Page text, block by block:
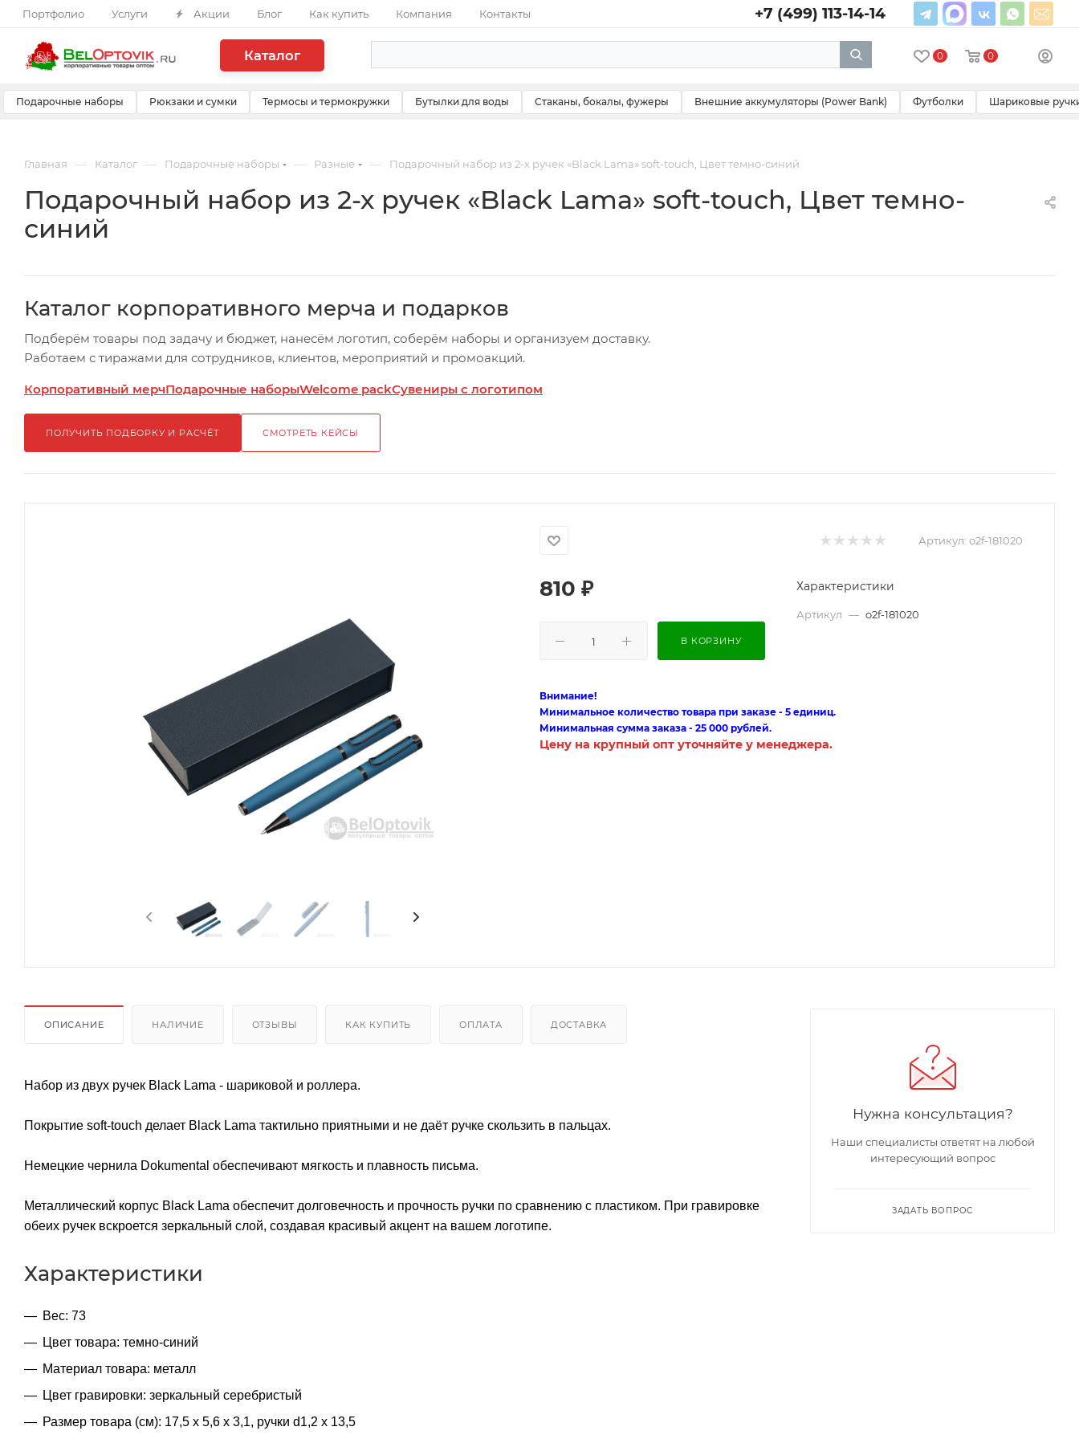
Портфолио Услуги Акции Блог Как купить Компания Контакты +7 (499) 113-14-14
Каталог 0 0
Подарочные наборы Рюкзаки и сумки Термосы и термокружки Бутылки для воды Стаканы, бокалы, фужеры Внешние аккумуляторы (Power Bank) Футболки Шариковые
Главная — Каталог — Подарочные наборы — Разные — Подарочный набор из 2-х ручек «Black Lama» soft-touch, Цвет темно-синий
Подарочный набор из 2-х ручек «Black Lama» soft-touch, Цвет темно-
синий
Каталог корпоративного мерча и подарков
Подберём товары под задачу и бюджет, нанесём логотип, соберём наборы и организуем доставку.
Работаем с тиражами для сотрудников, клиентов, мероприятий и промоакций.
Корпоративный мерчПодарочные наборыWelcome packСувениры с логотипом
ПОЛУЧИТЬ ПОДБОРКУ И РАСЧЁТ СМОТРЕТЬ КЕЙСЫ
Артикул: o2f-181020
810 ₽
В КОРЗИНУ
Характеристики
Артикул — o2f-181020
Внимание!
Минимальное количество товара при заказе - 5 единиц.
Минимальная сумма заказа - 25 000 рублей.
Цену на крупный опт уточняйте у менеджера.
ОПИСАНИЕ НАЛИЧИЕ ОТЗЫВЫ КАК КУПИТЬ ОПЛАТА ДОСТАВКА
Набор из двух ручек Black Lama - шариковой и роллера.
Покрытие soft-touch делает Black Lama тактильно приятными и не даёт ручке скользить в пальцах.
Немецкие чернила Dokumental обеспечивают мягкость и плавность письма.
Металлический корпус Black Lama обеспечит долговечность и прочность ручки по сравнению с пластиком. При гравировке
обеих ручек вскроется зеркальный слой, создавая красивый акцент на вашем логотипе.
Характеристики
Вес: 73
Цвет товара: темно-синий
Материал товара: металл
Цвет гравировки: зеркальный серебристый
Размер товара (см): 17,5 х 5,6 х 3,1, ручки d1,2 х 13,5
Нужна консультация?
Наши специалисты ответят на любой
интересующий вопрос
ЗАДАТЬ ВОПРОС